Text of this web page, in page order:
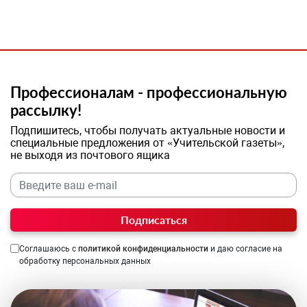
Профессионалам - профессиональную
рассылку!
Подпишитесь, чтобы получать актуальные новости и
специальные предложения от «Учительской газеты»,
не выходя из почтового ящика
Подписаться
Соглашаюсь с политикой конфиденциальности и даю согласие на
обработку персональных данных